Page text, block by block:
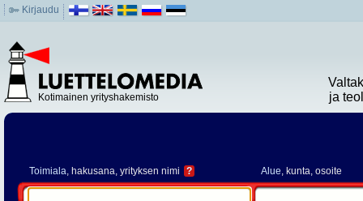
Kirjaudu
Kotimainen yrityshakemisto
ja
Toimiala, hakusana, yrityksen nimi ? Alue, kunta, osoite